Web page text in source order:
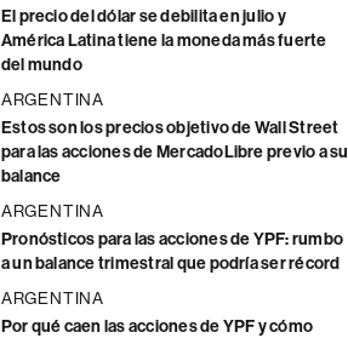
El precio del dólar se debilita en julio y
América Latina tiene la moneda más fuerte
del mundo
ARGENTINA
Estos son los precios objetivo de Wall Street
para las acciones de MercadoLibre previo a su
balance
ARGENTINA
Pronósticos para las acciones de YPF: rumbo
a un balance trimestral que podría ser récord
ARGENTINA
Por qué caen las acciones de YPF y cómo